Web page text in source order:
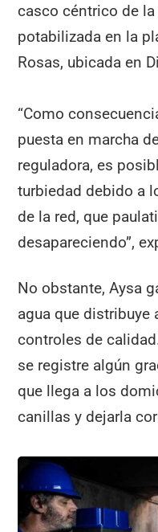
casco céntrico de
potabilizada en la
Rosas, ubicada en
“Como
puesta en marcha
reguladora, es
turbiedad debido a
de la red, que
desapareciendo”,
No obstante, Aysa
agua que distribuye
controles de
se registre algún
que llega a los
canillas y dejarla